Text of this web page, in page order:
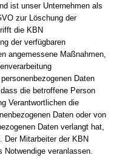
ist unser Unternehmen als
zur Löschung der
die KBN
der verfügbaren
angemessene Maßnahmen,
Daten
die betroffene Person
Verantwortlichen die
Daten oder von
Daten verlangt hat,
Der Mitarbeiter der KBN
veranlassen.